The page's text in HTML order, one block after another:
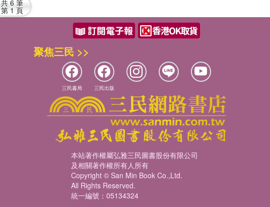
共 6 筆
第 1 頁
聚焦三民 >>
三民書局 三民出版
本站著作權屬弘雅三民圖書股份有限公司
及相關著作權所有人所有
Copyright © San Min Book Co.,Ltd.
All Rights Reserved.
統一編號：05134324